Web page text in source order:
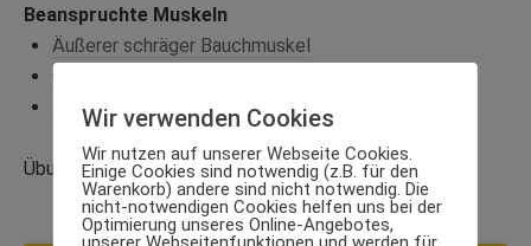
Beanspruchte Muskeln
Äußerer schräger Bauchmuskel
Innerer schräger Bauchmuskel
Übung bewerten
Wir verwenden Cookies
Wir nutzen auf unserer Webseite Cookies.
Einige Cookies sind notwendig (z.B. für den
Warenkorb) andere sind nicht notwendig. Die
nicht-notwendigen Cookies helfen uns bei der
Optimierung unseres Online-Angebotes,